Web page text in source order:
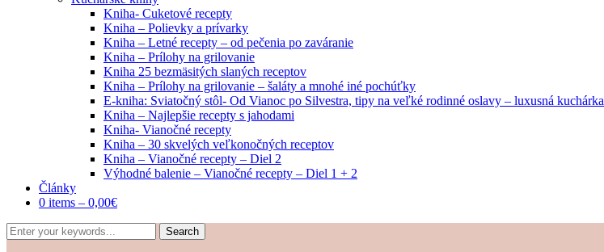
Kniha- Cuketové recepty
Kniha – Polievky a prívarky
Kniha – Letné recepty – od pečenia po zaváranie
Kniha – Prílohy na grilovanie
Kniha 25 bezmäsitých slaných receptov
Kniha – Prílohy na grilovanie – šaláty a mnohé iné pochúťky
E-kniha: Sviatočný stôl- Od Vianoc po Silvestra, tipy na veľké rodinné oslavy – luxusná kuchárka
Kniha – Najlepšie recepty s jahodami
Kniha- Vianočné recepty
Kniha – 30 skvelých veľkonočných receptov
Kniha – Vianočné recepty – Diel 2
Výhodné balenie – Vianočné recepty – Diel 1 + 2
Články
0 items – 0,00€